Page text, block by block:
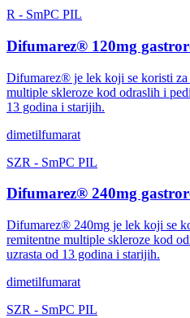
R - SmPC PIL
Difumarez® 120mg
Difumarez® je lek koji se koristi za
multiple skleroze kod odraslih i
13 godina i starijih.
dimetilfumarat
SZR - SmPC PIL
Difumarez® 240mg
Difumarez® 240mg je lek koji se
remitentne multiple skleroze kod
uzrasta od 13 godina i starijih.
dimetilfumarat
SZR - SmPC PIL